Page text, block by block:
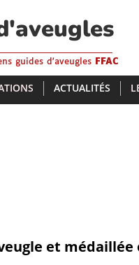
guides d'aveugles FFAC
ACTUALITÉS
et